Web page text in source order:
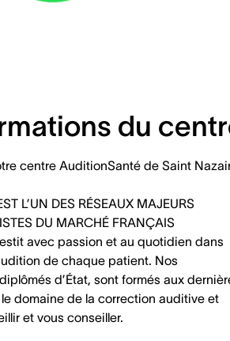
du
centre AuditionSanté de Saint
L’UN DES RÉSEAUX MAJEURS
DU MARCHÉ FRANÇAIS
avec passion et au quotidien dans
de chaque patient. Nos
d’État, sont formés aux
domaine de la correction auditive et
et vous conseiller.